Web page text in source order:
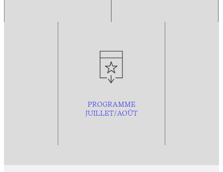
PROGRAMME
JUILLET/AOÛT